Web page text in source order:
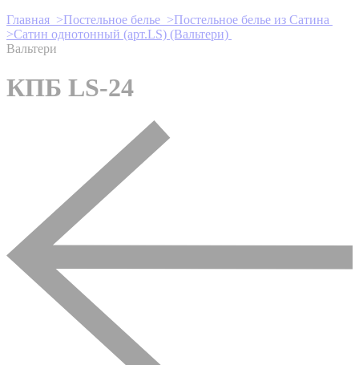
Главная >Постельное белье >Постельное белье из Сатина
>Сатин однотонный (арт.LS) (Вальтери)
Вальтери
КПБ LS-24